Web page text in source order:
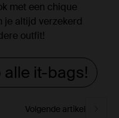
met een chique
je altijd verzekerd
outfit!
alle it-bags!
Volgende artikel